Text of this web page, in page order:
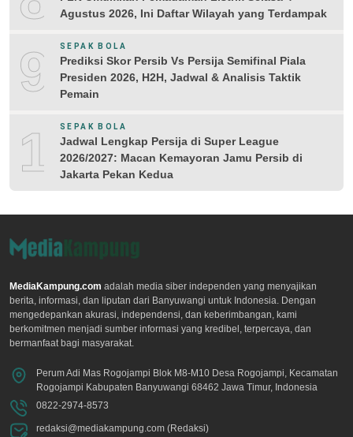
Agustus 2026, Ini Daftar Wilayah yang Terdampak
9 SEPAK BOLA
Prediksi Skor Persib Vs Persija Semifinal Piala
Presiden 2026, H2H, Jadwal & Analisis Taktik
Pemain
10SEPAK BOLA
Jadwal Lengkap Persija di Super League
2026/2027: Macan Kemayoran Jamu Persib di
Jakarta Pekan Kedua
MediaKampung.com adalah media siber independen yang menyajikan
berita, informasi, dan liputan dari Banyuwangi untuk Indonesia. Dengan
mengedepankan akurasi, independensi, dan keberimbangan, kami
berkomitmen menjadi sumber informasi yang kredibel, terpercaya, dan
bermanfaat bagi masyarakat.
Perum Adi Mas Rogojampi Blok M8-M10 Desa Rogojampi, Kecamatan
Rogojampi Kabupaten Banyuwangi 68462 Jawa Timur, Indonesia
0822-2974-8573
redaksi@mediakampung.com (Redaksi)